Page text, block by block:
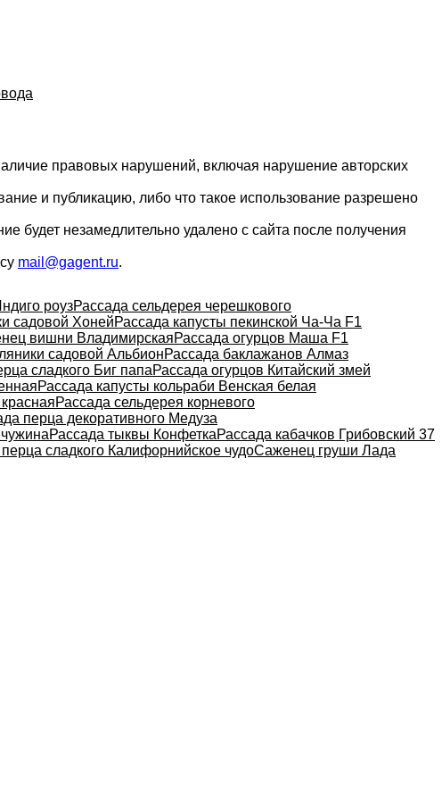
правовых нарушений, включая нарушение авторских
и публикацию, либо что такое использование разрешено
будет незамедлительно удалено с сайта после получения
mail@gagent.ru.
роузРассада сельдерея черешкового
садовой ХонейРассада капусты пекинской Ча-Ча F1
вишни ВладимирскаяРассада огурцов Маша F1
садовой АльбионРассада баклажанов Алмаз
сладкого Биг папаРассада огурцов Китайский змей
Рассада капусты кольраби Венская белая
Рассада сельдерея корневого
перца декоративного Медуза
Рассада тыквы КонфеткаРассада кабачков Грибовский 37
сладкого Калифорнийское чудоСаженец груши Лада